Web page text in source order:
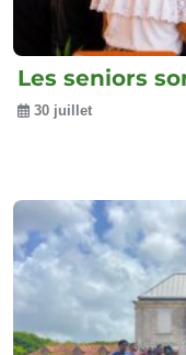
Les seniors
30 juillet